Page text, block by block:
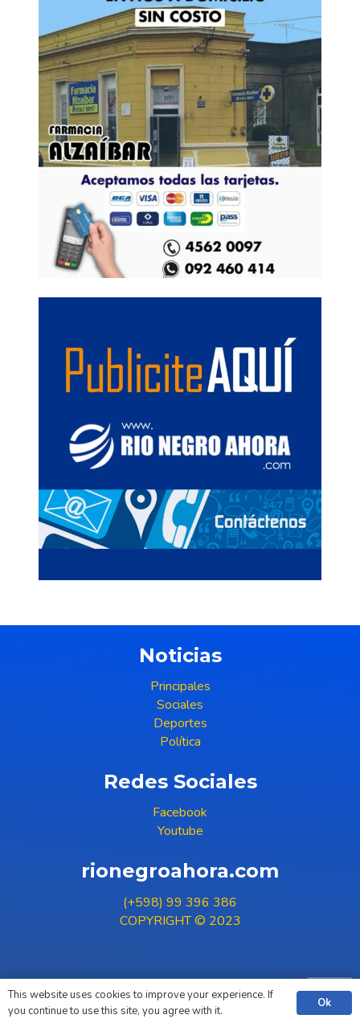
Noticias
Principales
Sociales
Deportes
Política
Redes Sociales
Facebook
Youtube
rionegroahora.com
(+598) 99 396 386
COPYRIGHT © 2023
This website uses cookies to improve your experience. If
you continue to use this site, you agree with it.
Ok